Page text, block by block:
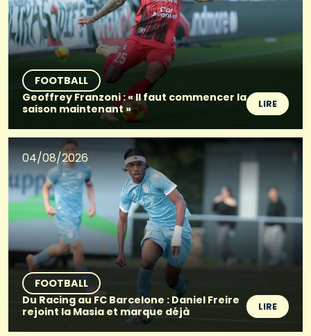
FOOTBALL
Geoffrey Franzoni : « Il faut commencer la
saison maintenant »
LIRE
04/08/2026
FOOTBALL
Du Racing au FC Barcelone : Daniel Freire
rejoint la Masia et marque déjà
LIRE